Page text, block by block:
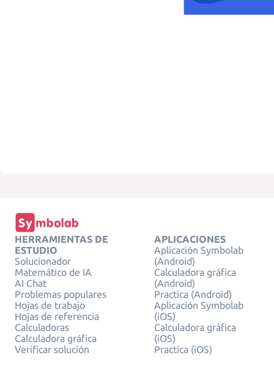
HERRAMIENTAS DE
ESTUDIO
Solucionador
Matemático de IA
AI Chat
Problemas populares
Hojas de trabajo
Hojas de referencia
Calculadoras
Calculadora gráfica
Verificar solución
APLICACIONES
Aplicación Symbolab
(Android)
Calculadora gráfica
(Android)
Practica (Android)
Aplicación Symbolab
(iOS)
Calculadora gráfica
(iOS)
Practica (iOS)